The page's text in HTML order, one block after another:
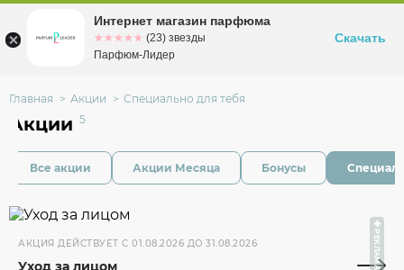
Омскул. Заозерная, 11, к. 1
Главная Акции Специально для тебя
Акции 5
Все акции Акции Месяца Бонусы
РЕКЛАМА
АКЦИЯ ДЕЙСТВУЕТ C 01.08.2026 ДО 31.08.2026
Уход за лицом
Интернет магазин парфюма
☆☆☆☆☆
★★★★★ (23) звезды
Парфюм-Лидер
Скачать